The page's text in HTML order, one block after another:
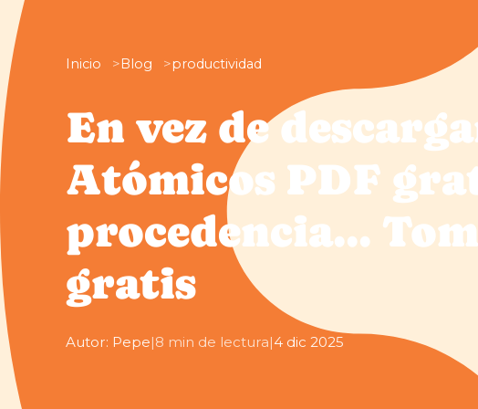
Inicio Blog productividad
En vez de
Atómicos PDF
procedencia...
gratis
Autor: Pepe|8 min de lectura|4 dic 2025